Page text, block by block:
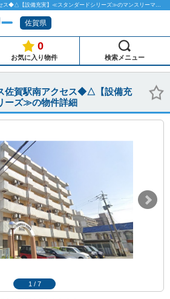
マンスリーリブマックス佐賀駅南アクセス◆△【設備充実】≪スタンダードシリーズ≫のマンスリーマンション物件詳細「グッドマンスリー」
佐賀県
0
お気に入り物件 検索メニュー
佐賀駅南アクセス◆△【設備充
ーズ≫の物件詳細
1 / 7